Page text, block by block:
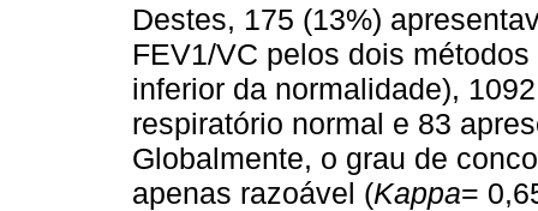
Destes, 175 (13%)
FEV1/VC pelos dois
inferior da normalidade),
respiratório normal e 83
Globalmente, o grau de
apenas razoável (Kappa=